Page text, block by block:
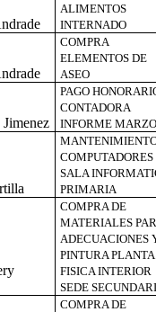
ALIMENTOS
INTERNADO
COMPRA
ELEMENTOS DE
ASEO
PAGO
CONTADORA
INFORME MARZO
COMPUTADORES
SALA
PRIMARIA
COMPRA DE
MATERIALES
ADECUACIONES
PINTURA PLANTA
FISICA INTERIOR
SEDE
COMPRA DE